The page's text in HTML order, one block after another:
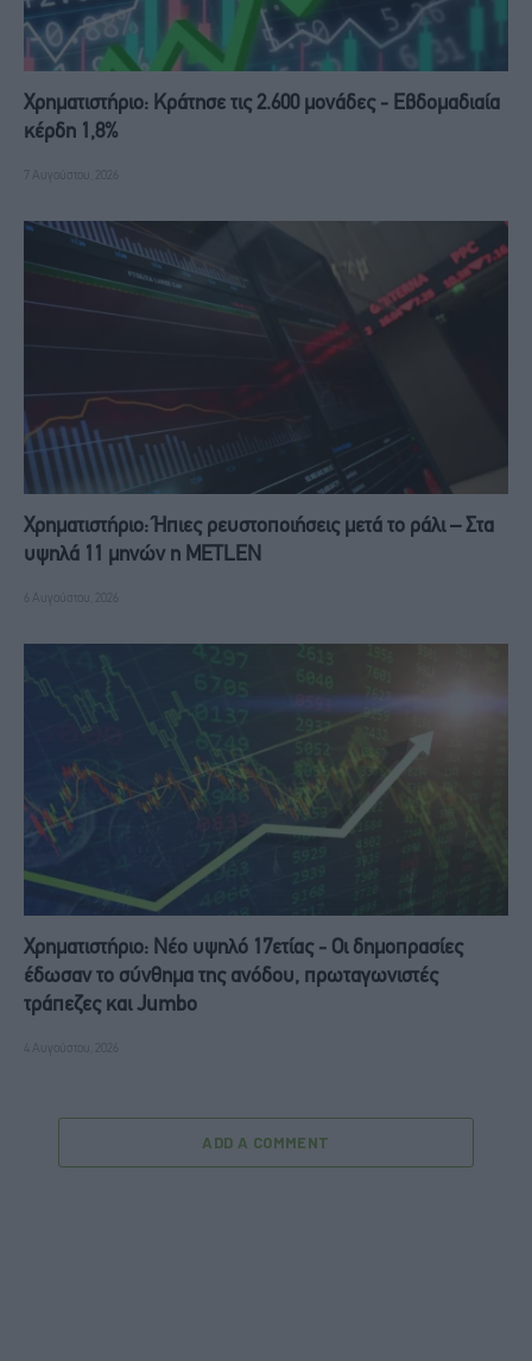
Χρηματιστήριο: Κράτησε τις 2.600 μονάδες - Εβδομαδιαία
κέρδη 1,8%
7 Αυγούστου, 2026
Χρηματιστήριο: Ήπιες ρευστοποιήσεις μετά το ράλι – Στα
υψηλά 11 μηνών η METLEN
6 Αυγούστου, 2026
Χρηματιστήριο: Νέο υψηλό 17ετίας - Οι δημοπρασίες
έδωσαν το σύνθημα της ανόδου, πρωταγωνιστές
τράπεζες και Jumbo
4 Αυγούστου, 2026
ADD A COMMENT